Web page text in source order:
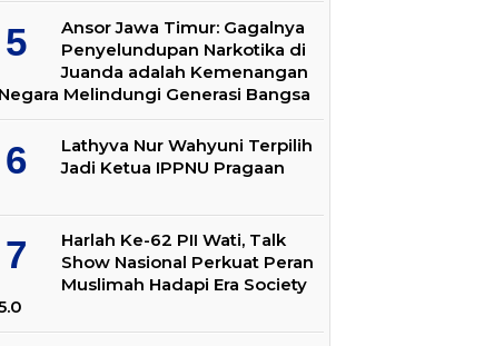
Ansor Jawa Timur: Gagalnya
Penyelundupan Narkotika di
Juanda adalah Kemenangan
Negara Melindungi Generasi Bangsa
Lathyva Nur Wahyuni Terpilih
Jadi Ketua IPPNU Pragaan
Harlah Ke-62 PII Wati, Talk
Show Nasional Perkuat Peran
Muslimah Hadapi Era Society